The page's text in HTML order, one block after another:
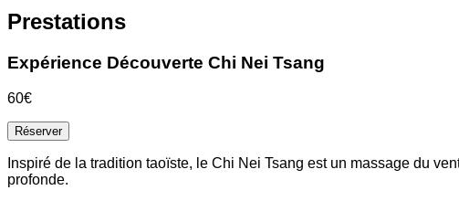
Prestations
Expérience Découverte Chi Nei Tsang
60€
Réserver
Inspiré de la tradition taoïste, le Chi Nei Tsang est un massage du
profonde.